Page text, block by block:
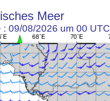
Meer
09/08/2026 um 00 UTC